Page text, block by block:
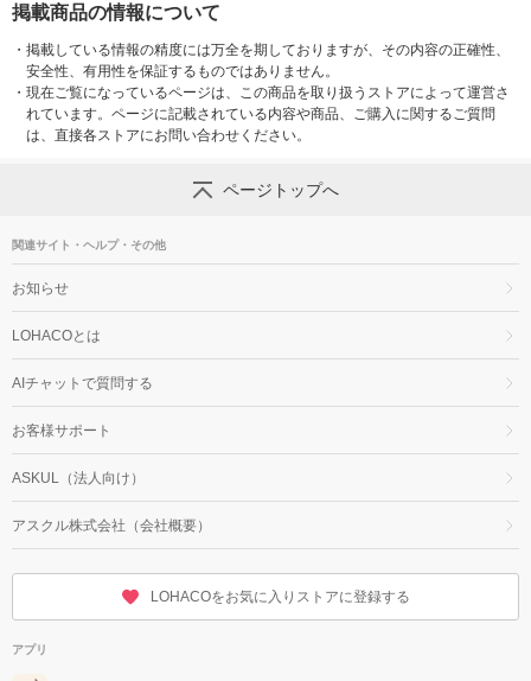
掲載商品の情報について
・ 掲載している情報の精度には万全を期しておりますが、その内容の正確性、
安全性、有用性を保証するものではありません。
・ 現在ご覧になっているページは、この商品を取り扱うストアによって運営さ
れています。ページに記載されている内容や商品、ご購入に関するご質問
は、直接各ストアにお問い合わせください。
ページトップへ
関連サイト・ヘルプ・その他
お知らせ
LOHACOとは
AIチャットで質問する
お客様サポート
ASKUL（法人向け）
アスクル株式会社（会社概要）
LOHACOをお気に入りストアに登録する
アプリ